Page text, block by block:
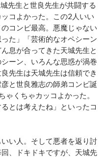
先生と世良先生が共闘する
コよかった。この2人いい
コンビ最高。悪魔じゃない
た」「芸術的なオペシーン
息が合ってきた天城先生と
ーン、いろんな思惑が渦巻
先生は天城先生は信頼でき
と世良雅志の師弟コンビ誕
くちゃカッコよかった。
とは考えたね」といったコ
い人。そして悪者を返り討
、ドキドキですが、天城先